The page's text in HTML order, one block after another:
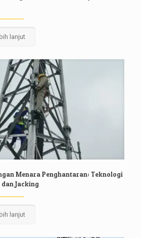
lanjut
Menara Penghantaran: Teknologi
Jacking
lanjut